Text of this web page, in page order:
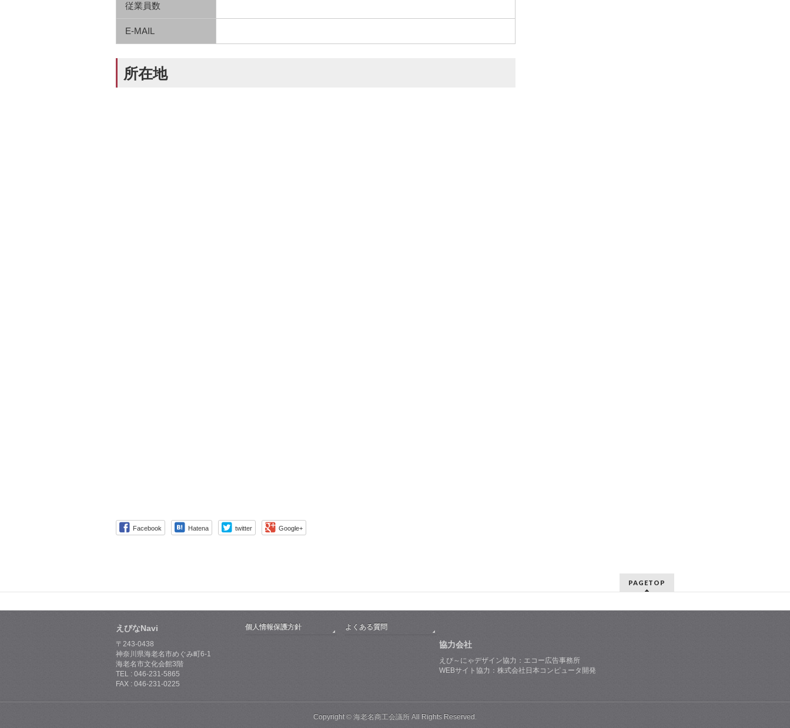
従業員数
E-MAIL
所在地
Facebook Hatena twitter Google+
PAGETOP
えびなNavi
〒243-0438
神奈川県海老名市めぐみ町6-1
海老名市文化会館3階
TEL : 046-231-5865
FAX : 046-231-0225
個人情報保護方針 よくある質問
協力会社
えび～にゃデザイン協力：エコー広告事務所
WEBサイト協力：株式会社日本コンピュータ開発
Copyright © 海老名商工会議所 All Rights Reserved.